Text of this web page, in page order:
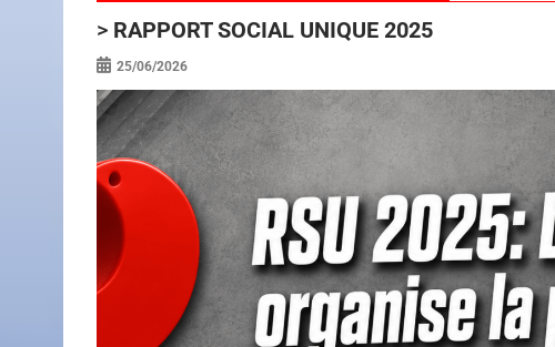
> RAPPORT SOCIAL UNIQUE 2025
25/06/2026